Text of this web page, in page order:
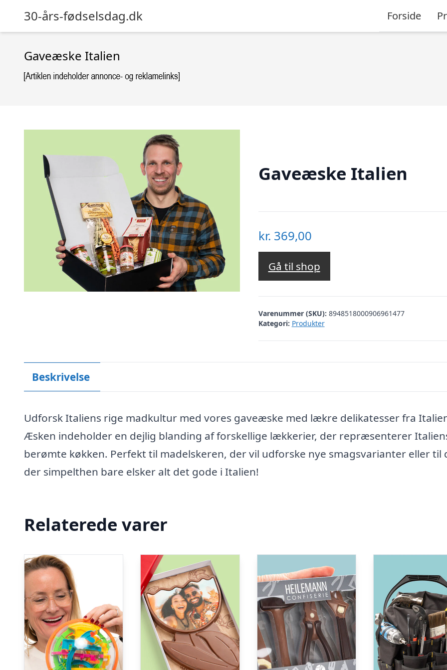
30-års-fødselsdag.dk Forside
Gaveæske Italien
Gaveæske Italien
kr. 369,00
Gå til shop
Varenummer (SKU): 8948518000906961477
Kategori: Produkter
Beskrivelse
Udforsk Italiens rige madkultur med vores gaveæske med lækre delikatesser fra
Æsken indeholder en dejlig blanding af forskellige lækkerier, der repræsenterer
berømte køkken. Perfekt til madelskeren, der vil udforske nye smagsvarianter eller til
der simpelthen bare elsker alt det gode i Italien!
Relaterede varer